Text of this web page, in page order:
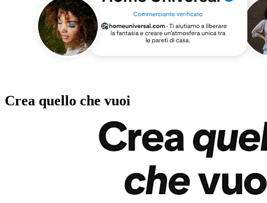
Crea quello che vuoi